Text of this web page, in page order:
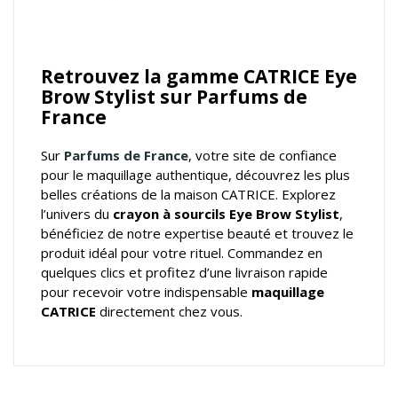
Retrouvez la gamme CATRICE Eye
Brow Stylist sur Parfums de
France
Sur Parfums de France, votre site de confiance
pour le maquillage authentique, découvrez les plus
belles créations de la maison CATRICE. Explorez
l’univers du crayon à sourcils Eye Brow Stylist,
bénéficiez de notre expertise beauté et trouvez le
produit idéal pour votre rituel. Commandez en
quelques clics et profitez d’une livraison rapide
pour recevoir votre indispensable maquillage
CATRICE directement chez vous.